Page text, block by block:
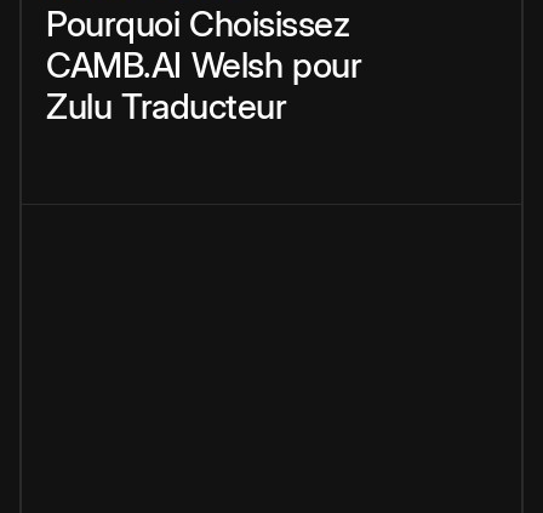
Pourquoi Choisissez
CAMB.AI Welsh pour
Zulu Traducteur